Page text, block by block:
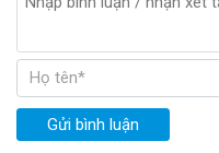
Gửi bình luận